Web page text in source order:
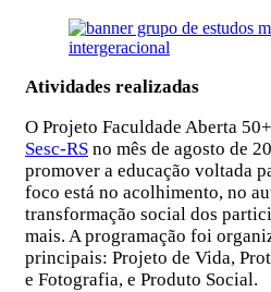
Atividades realizadas
O Projeto Faculdade Aberta
Sesc-RS no mês de agosto de
promover a educação voltada
foco está no acolhimento, no
transformação social dos
mais. A programação foi
principais: Projeto de Vida,
e Fotografia, e Produto Social.